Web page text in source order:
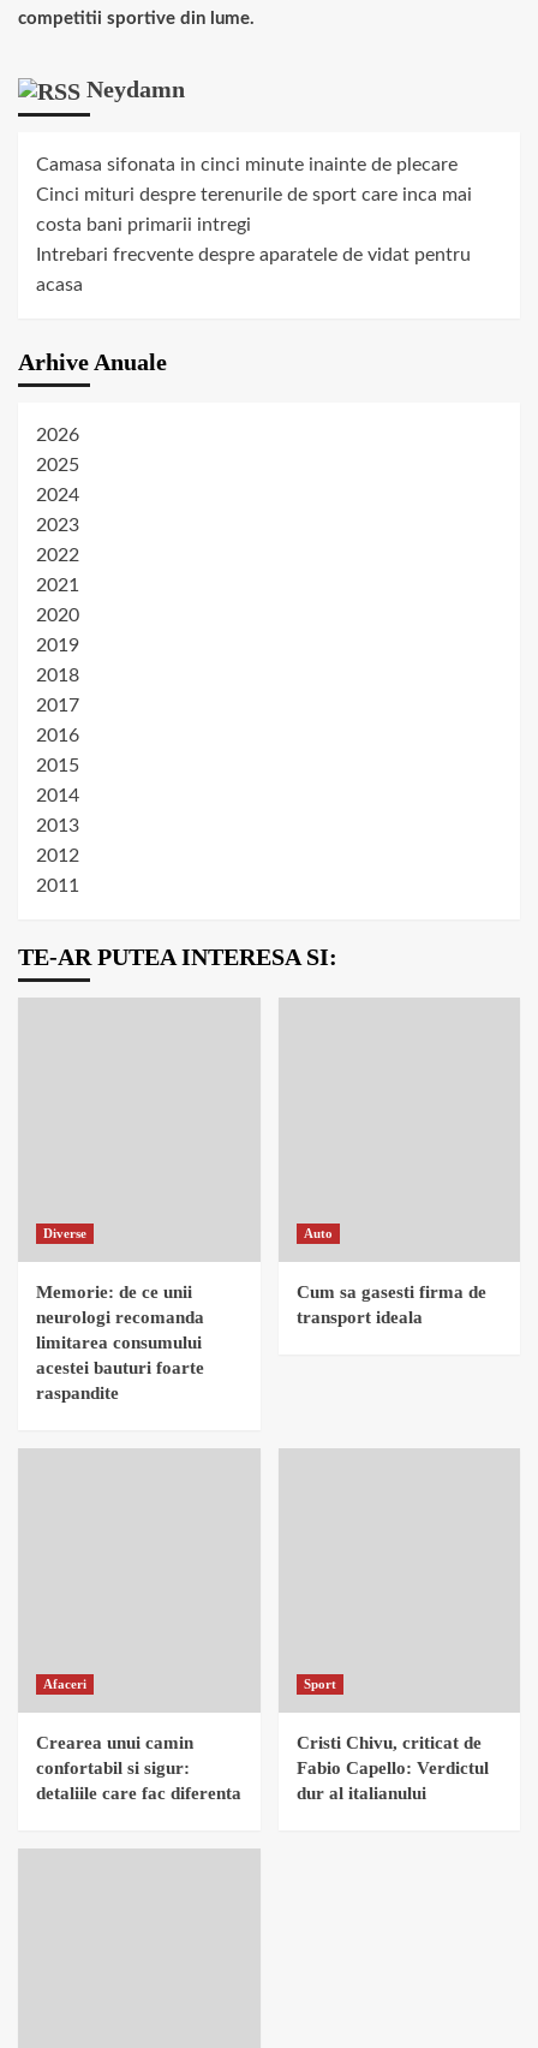
competitii sportive din lume.
Neydamn
Camasa sifonata in cinci minute inainte de plecare
Cinci mituri despre terenurile de sport care inca mai
costa bani primarii intregi
Intrebari frecvente despre aparatele de vidat pentru
acasa
Arhive Anuale
2026
2025
2024
2023
2022
2021
2020
2019
2018
2017
2016
2015
2014
2013
2012
2011
TE-AR PUTEA INTERESA SI:
Diverse
Memorie: de ce unii
neurologi recomanda
limitarea consumului
acestei bauturi foarte
raspandite
Auto
Cum sa gasesti firma de
transport ideala
Afaceri
Crearea unui camin
confortabil si sigur:
detaliile care fac diferenta
Sport
Cristi Chivu, criticat de
Fabio Capello: Verdictul
dur al italianului